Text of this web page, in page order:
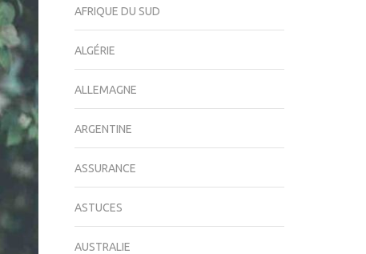
AFRIQUE DU SUD
ALGÉRIE
ALLEMAGNE
ARGENTINE
ASSURANCE
ASTUCES
AUSTRALIE